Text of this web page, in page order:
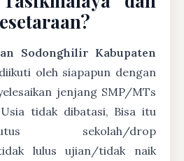
Sodonghilir Kabupaten
oleh siapapun dengan
jenjang SMP/MTs
tidak dibatasi, Bisa itu
sekolah/drop
lulus ujian/tidak naik